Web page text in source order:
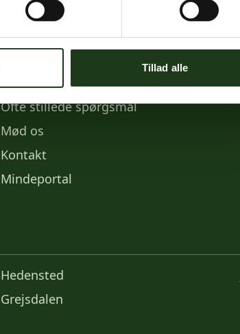
Tillad alle
Links
Priser
Ofte stillede spørgsmål
Mød os
Kontakt
Mindeportal
Hedensted
Grejsdalen